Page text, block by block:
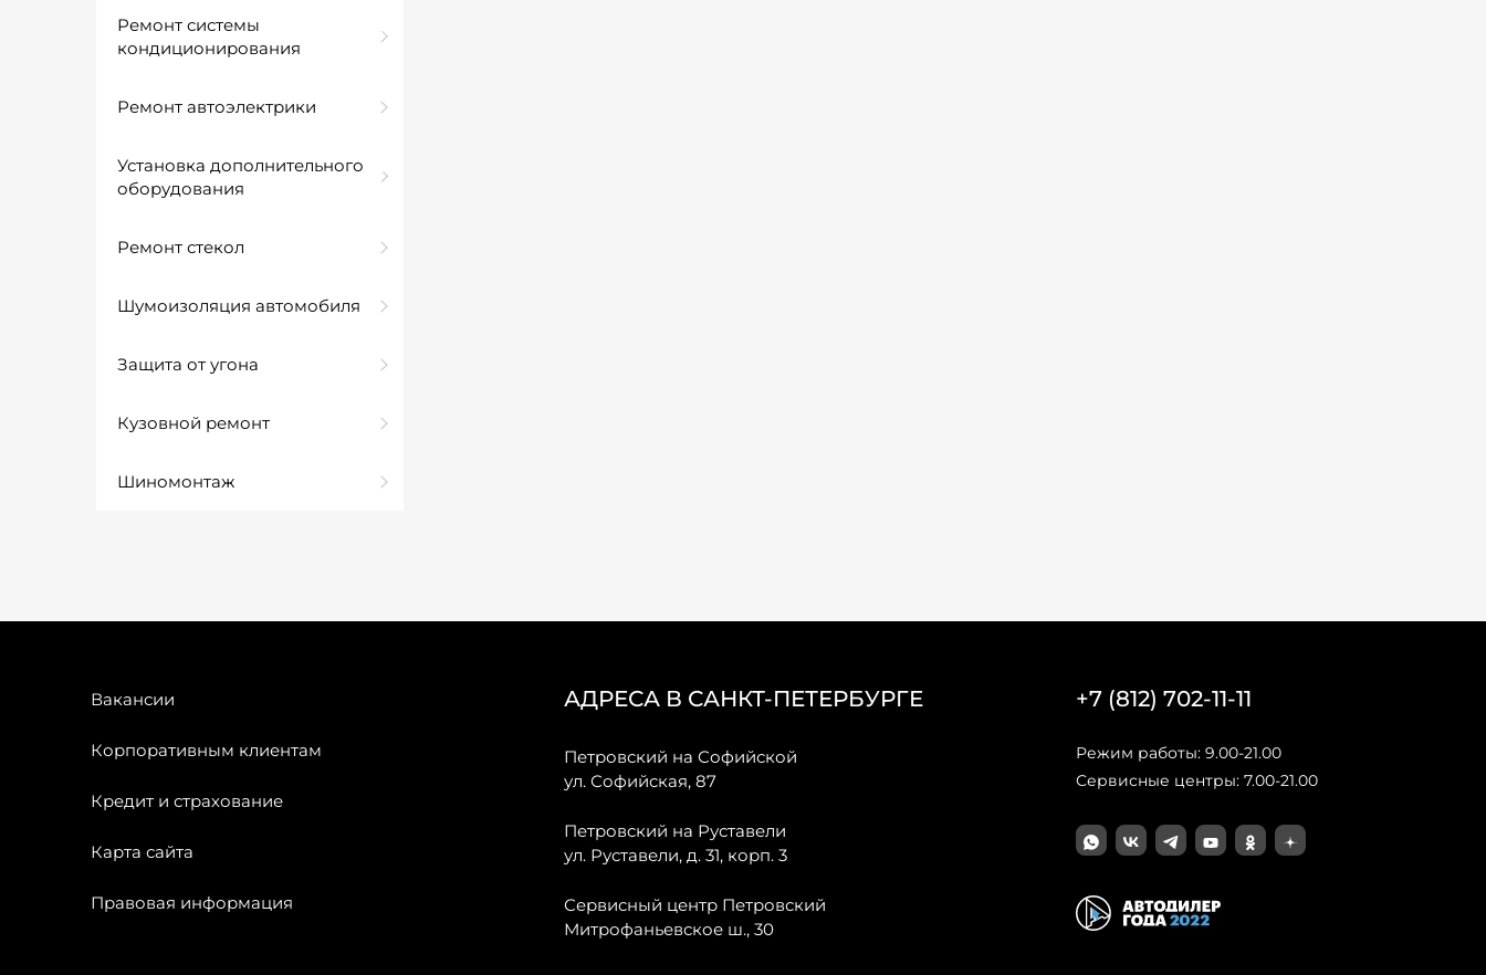
Ремонт системы
кондиционирования
Ремонт автоэлектрики
Установка дополнительного
оборудования
Ремонт стекол
Шумоизоляция автомобиля
Защита от угона
Кузовной ремонт
Шиномонтаж
Вакансии
Корпоративным клиентам
Кредит и страхование
Карта сайта
Правовая информация
АДРЕСА В САНКТ-ПЕТЕРБУРГЕ
Петровский на Софийской
ул. Софийская, 87
Петровский на Руставели
ул. Руставели, д. 31, корп. 3
Сервисный центр Петровский
Митрофаньевское ш., 30
+7 (812) 702-11-11
Режим работы: 9.00-21.00
Сервисные центры: 7.00-21.00